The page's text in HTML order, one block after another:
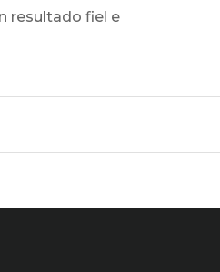
resultado fiel e